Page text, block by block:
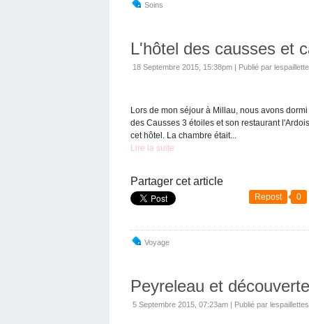
Soins
L'hôtel des causses et
18 Septembre 2015, 15:38pm | Publié par
Lors de mon séjour à Millau, nous avons
des Causses 3 étoiles et son restaurant
cet hôtel. La chambre était...
Lire la suite
Partager cet article
Repost 0
Voyage
Peyreleau et
5 Septembre 2015, 07:23am | Publié par